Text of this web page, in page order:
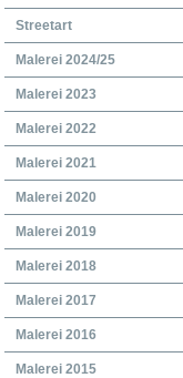
Streetart
Malerei 2024/25
Malerei 2023
Malerei 2022
Malerei 2021
Malerei 2020
Malerei 2019
Malerei 2018
Malerei 2017
Malerei 2016
Malerei 2015